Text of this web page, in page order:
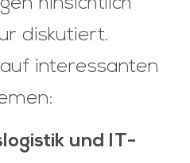
diskutiert.
interessanten
und IT-